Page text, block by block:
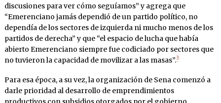
discusiones para ver cómo seguíamos” y agrega que
“Emerenciano jamás dependió de un partido político, no
dependía de los sectores de izquierda ni mucho menos de los
partidos de derecha” y que “el espacio de lucha que había
abierto Emerenciano siempre fue codiciado por sectores que
no tuvieron la capacidad de movilizar a las masas”.3
Para esa época, a su vez, la organización de Sena comenzó a
darle prioridad al desarrollo de emprendimientos